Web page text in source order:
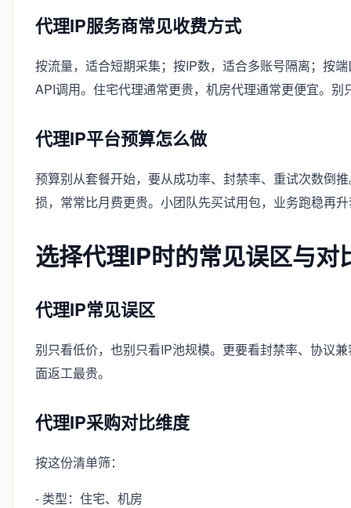
代理IP服务商常见收费方式
按流量，适合短期采集；按IP数，适合多账号隔离；按
API调用。住宅代理通常更贵，机房代理通常更便宜。别
代理IP平台预算怎么做
预算别从套餐开始，要从成功率、封禁率、重试次数倒
损，常常比月费更贵。小团队先买试用包，业务跑稳再
选择代理IP时的常见误区与对
代理IP常见误区
别只看低价，也别只看IP池规模。更要看封禁率、协议
面返工最贵。
代理IP采购对比维度
按这份清单筛：
- 类型：住宅、机房